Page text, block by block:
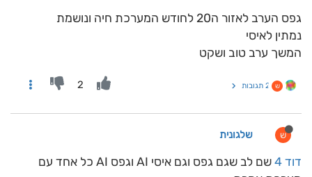
גפס הערב לאזור ה20 לחודש המערכת חיה ונושמת
נמתין לאיסי
המשך ערב טוב ושקט
ש 2 תגובות 2
ש שלגונית
דוד 4
שם לב שגם גפס וגם איסי AI וגפס AI כל אחד עם